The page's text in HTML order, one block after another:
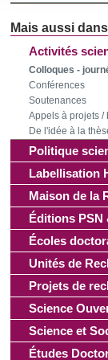
consentement
les cookies.
Les cookies
et les
médias
partageons
notre site avec
publicité et
d'autres
ont collectées
Activités
Colloques -
Conférences
Soutenances
Appels à projets /
De l'idée à la
Politique
Labellisation
Maison de la
Éditions
Écoles
Unités de
Projets de
Science
Science et
Études